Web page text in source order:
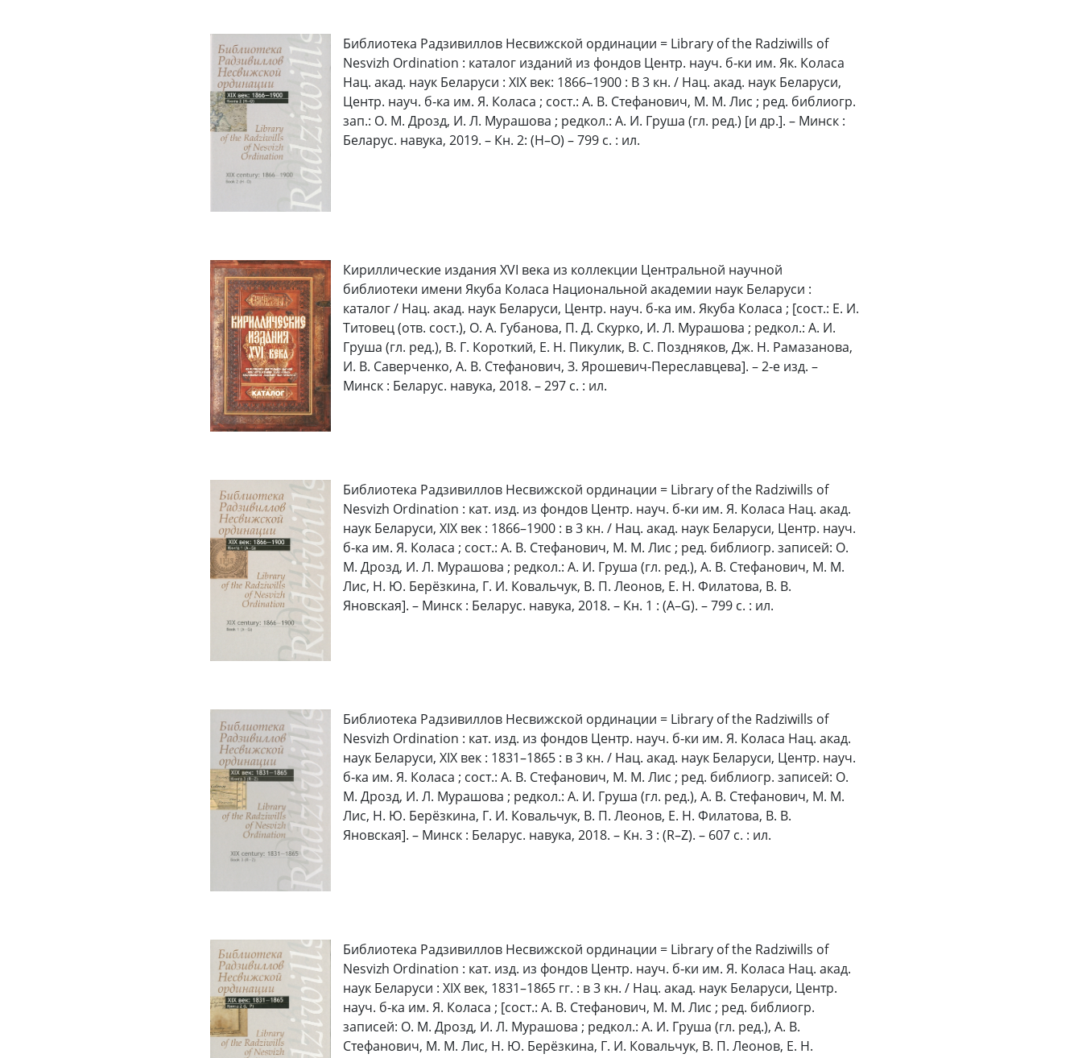
Библиотека Радзивиллов Несвижской ординации = Library of the Radziwills of
Nesvizh Ordination : каталог изданий из фондов Центр. науч. б‑ки им. Як. Коласа
Нац. акад. наук Беларуси : XIX век: 1866–1900 : В 3 кн. / Нац. акад. наук Беларуси,
Центр. науч. б‑ка им. Я. Коласа ; сост.: А. В. Стефанович, М. М. Лис ; ред. библиогр.
зап.: О. М. Дрозд, И. Л. Мурашова ; редкол.: А. И. Груша (гл. ред.) [и др.]. – Минск :
Беларус. навука, 2019. – Кн. 2: (H–O) – 799 с. : ил.
Кириллические издания XVI века из коллекции Центральной научной
библиотеки имени Якуба Коласа Национальной академии наук Беларуси :
каталог / Нац. акад. наук Беларуси, Центр. науч. б‑ка им. Якуба Коласа ; [сост.: Е. И.
Титовец (отв. сост.), О. А. Губанова, П. Д. Скурко, И. Л. Мурашова ; редкол.: А. И.
Груша (гл. ред.), В. Г. Короткий, Е. Н. Пикулик, В. С. Поздняков, Дж. Н. Рамазанова,
И. В. Саверченко, А. В. Стефанович, З. Ярошевич-Переславцева]. – 2‑е изд. –
Минск : Беларус. навука, 2018. – 297 с. : ил.
Библиотека Радзивиллов Несвижской ординации = Library of the Radziwills of
Nesvizh Ordination : кат. изд. из фондов Центр. науч. б‑ки им. Я. Коласа Нац. акад.
наук Беларуси, XIX век : 1866–1900 : в 3 кн. / Нац. акад. наук Беларуси, Центр. науч.
б‑ка им. Я. Коласа ; сост.: А. В. Стефанович, М. М. Лис ; ред. библиогр. записей: О.
М. Дрозд, И. Л. Мурашова ; редкол.: А. И. Груша (гл. ред.), А. В. Стефанович, М. М.
Лис, Н. Ю. Берёзкина, Г. И. Ковальчук, В. П. Леонов, Е. Н. Филатова, В. В.
Яновская]. – Минск : Беларус. навука, 2018. – Кн. 1 : (А–G). – 799 с. : ил.
Библиотека Радзивиллов Несвижской ординации = Library of the Radziwills of
Nesvizh Ordination : кат. изд. из фондов Центр. науч. б‑ки им. Я. Коласа Нац. акад.
наук Беларуси, XIX век : 1831–1865 : в 3 кн. / Нац. акад. наук Беларуси, Центр. науч.
б‑ка им. Я. Коласа ; сост.: А. В. Стефанович, М. М. Лис ; ред. библиогр. записей: О.
М. Дрозд, И. Л. Мурашова ; редкол.: А. И. Груша (гл. ред.), А. В. Стефанович, М. М.
Лис, Н. Ю. Берёзкина, Г. И. Ковальчук, В. П. Леонов, Е. Н. Филатова, В. В.
Яновская]. – Минск : Беларус. навука, 2018. – Кн. 3 : (R–Z). – 607 с. : ил.
Библиотека Радзивиллов Несвижской ординации = Library of the Radziwills of
Nesvizh Ordination : кат. изд. из фондов Центр. науч. б‑ки им. Я. Коласа Нац. акад.
наук Беларуси : XIX век, 1831–1865 гг. : в 3 кн. / Нац. акад. наук Беларуси, Центр.
науч. б‑ка им. Я. Коласа ; [сост.: А. В. Стефанович, М. М. Лис ; ред. библиогр.
записей: О. М. Дрозд, И. Л. Мурашова ; редкол.: А. И. Груша (гл. ред.), А. В.
Стефанович, М. М. Лис, Н. Ю. Берёзкина, Г. И. Ковальчук, В. П. Леонов, Е. Н.